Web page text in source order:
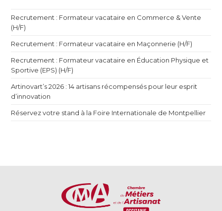
Recrutement : Formateur vacataire en Commerce & Vente
(H/F)
Recrutement : Formateur vacataire en Maçonnerie (H/F)
Recrutement : Formateur vacataire en Éducation Physique et
Sportive (EPS) (H/F)
Artinovart’s 2026 : 14 artisans récompensés pour leur esprit
d’innovation
Réservez votre stand à la Foire Internationale de Montpellier